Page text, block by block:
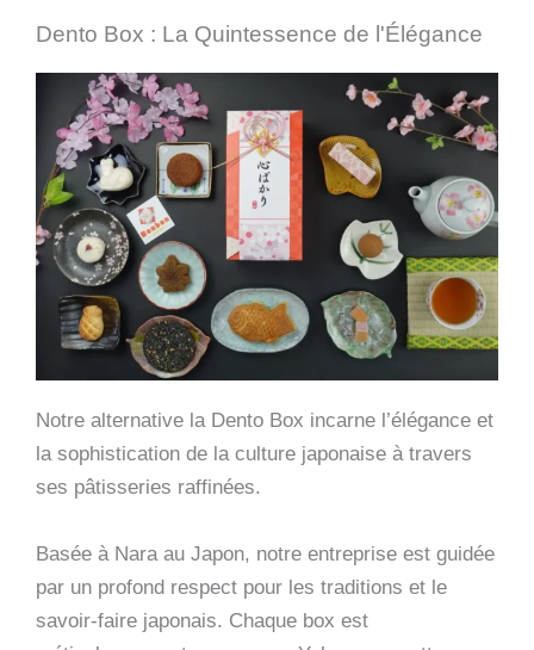
Dento Box : La Quintessence de l'Élégance
Notre alternative la Dento Box incarne l’élégance et
la sophistication de la culture japonaise à travers
ses pâtisseries raffinées.
Basée à Nara au Japon, notre entreprise est guidée
par un profond respect pour les traditions et le
savoir-faire japonais. Chaque box est